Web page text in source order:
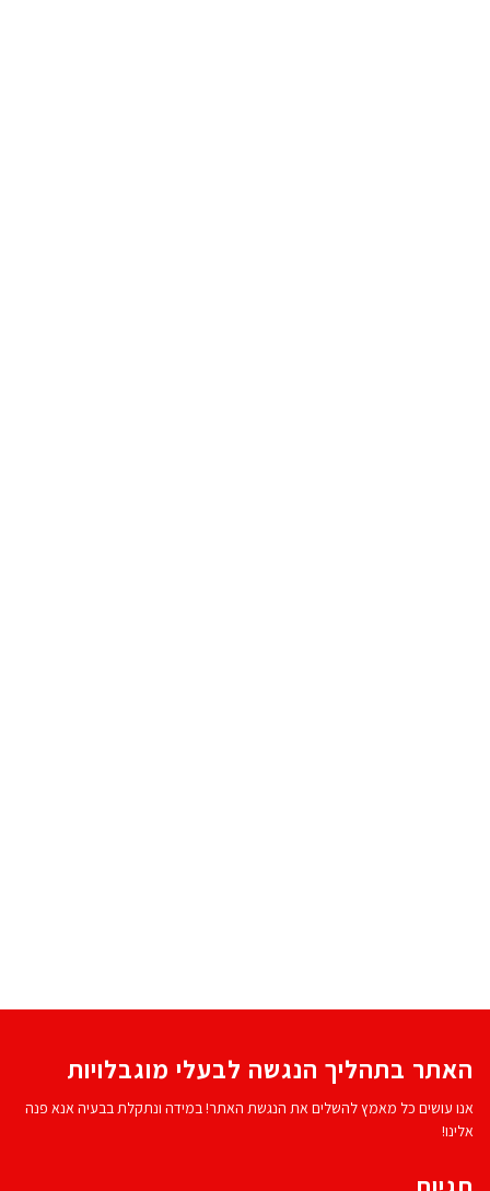
האתר בתהליך הנגשה לבעלי מוגבלויות
אנו עושים כל מאמץ להשלים את הנגשת האתר! במידה ונתקלת בבעיה אנא פנה
אלינו!